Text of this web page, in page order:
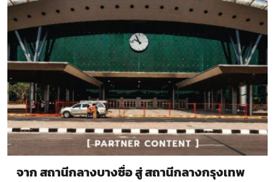
จาก สถานีกลางบางซื่อ สู่ สถานีกลางกรุงเทพ